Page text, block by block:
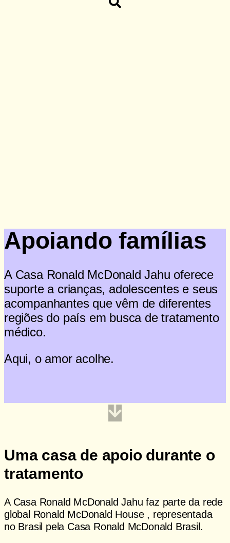
Apoiando famílias
A Casa Ronald McDonald Jahu oferece
suporte a crianças, adolescentes e seus
acompanhantes que vêm de diferentes
regiões do país em busca de tratamento
médico.
Aqui, o amor acolhe.
Uma casa de apoio durante o
tratamento
A Casa Ronald McDonald Jahu faz parte da rede
global Ronald McDonald House , representada
no Brasil pela Casa Ronald McDonald Brasil.